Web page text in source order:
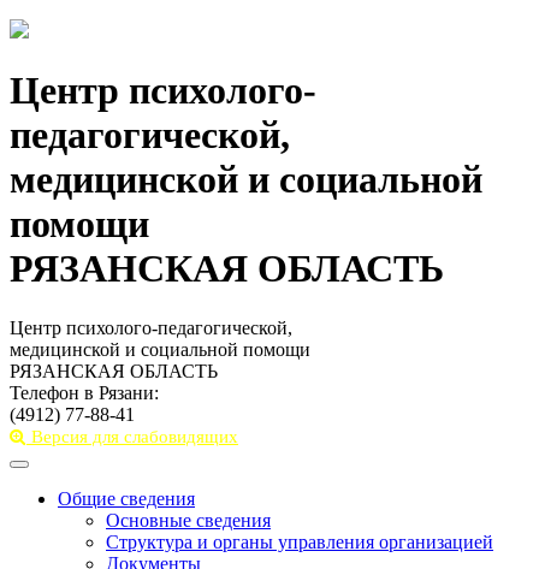
Центр психолого-
педагогической,
медицинской и социальной
помощи
РЯЗАНСКАЯ ОБЛАСТЬ
Центр психолого-педагогической,
медицинской и социальной помощи
РЯЗАНСКАЯ ОБЛАСТЬ
Телефон в Рязани:
(4912) 77-88-41
Версия для слабовидящих
Toggle
navigationОбщие сведения
Основные сведения
Структура и органы управления организацией
Документы